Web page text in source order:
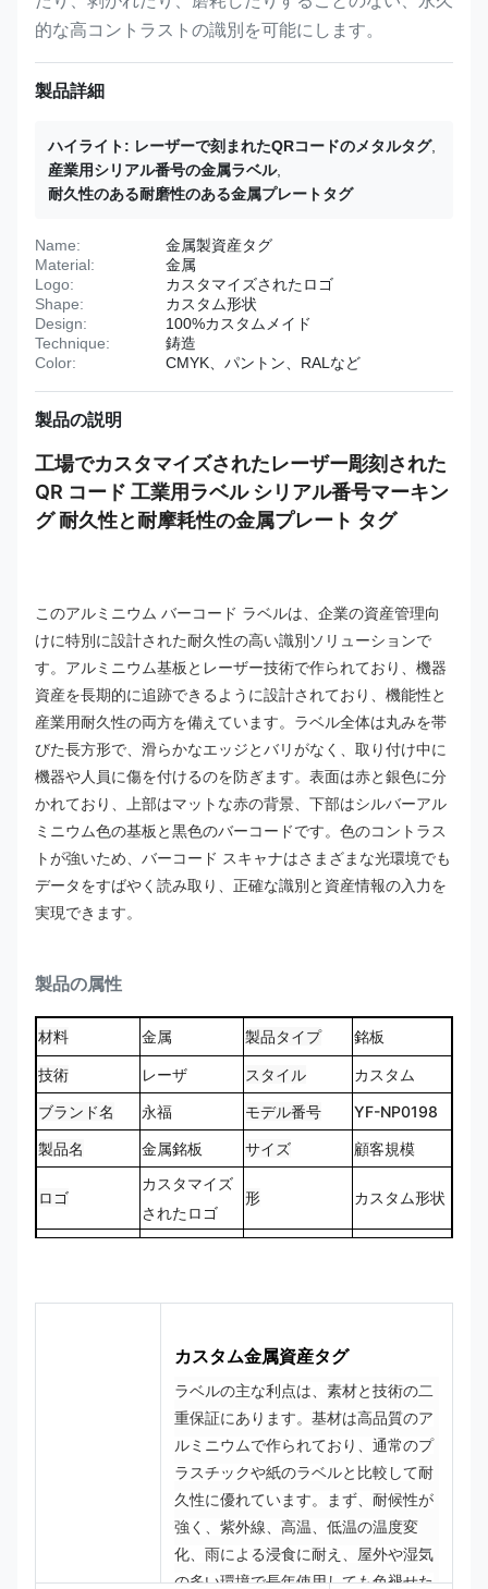
的な高コントラストの識別を可能にします。
製品詳細
ハイライト: レーザーで刻まれたQRコードのメタルタグ,
産業用シリアル番号の金属ラベル,
耐久性のある耐磨性のある金属プレートタグ
Name:
金属製資産タグ
Material:
金属
Logo:
カスタマイズされたロゴ
Shape:
カスタム形状
Design:
100%カスタムメイド
Technique:
鋳造
Color:
CMYK、パントン、RALなど
製品の説明
工場でカスタマイズされたレーザー彫刻された
QR コード 工業用ラベル シリアル番号マーキン
グ 耐久性と耐摩耗性の金属プレート タグ
このアルミニウム バーコード ラベルは、企業の資産管理向
けに特別に設計された耐久性の高い識別ソリューションで
す。アルミニウム基板とレーザー技術で作られており、機器
資産を長期的に追跡できるように設計されており、機能性と
産業用耐久性の両方を備えています。 ラベル全体は丸みを帯
びた長方形で、滑らかなエッジとバリがなく、取り付け中に
機器や人員に傷を付けるのを防ぎます。 表面は赤と銀色に分
かれており、上部はマットな赤の背景、下部はシルバーアル
ミニウム色の基板と黒色のバーコードです。色のコントラス
トが強いため、バーコード スキャナはさまざまな光環境でも
データをすばやく読み取り、正確な識別と資産情報の入力を
実現できます。
製品の属性
材料 金属 製品タイプ 銘板
技術 レーザ スタイル
カスタム
ブランド名
永福 モデル番号
YF-NP0198
製品名
金属銘板 サイズ 顧客規模
ロゴ
カスタマイズ
されたロゴ
形 カスタム形状
ど
カスタム金属資産タグ
ラベルの主な利点は、素材と技術の二
重保証にあります。 基材は高品質のア
ルミニウムで作られており、通常のプ
ラスチックや紙のラベルと比較して耐
久性に優れています。
まず、耐候性が
強く、紫外線、高温、低温の温度変
化、雨による浸食に耐え、屋外や湿気
の多い環境で長年使用しても色褪せた